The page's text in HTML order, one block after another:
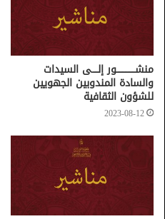
منشـــــــــــــور إلــــى السيدات
والسادة المندوبين الجهويين
للشؤون الثقافية
2023-08-12